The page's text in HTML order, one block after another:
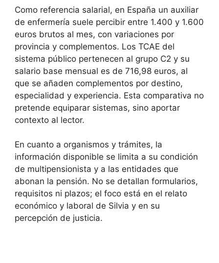
Como referencia salarial, en España un auxiliar
de enfermería suele percibir entre 1.400 y 1.600
euros brutos al mes, con variaciones por
provincia y complementos. Los TCAE del
sistema público pertenecen al grupo C2 y su
salario base mensual es de 716,98 euros, al
que se añaden complementos por destino,
especialidad y experiencia. Esta comparativa no
pretende equiparar sistemas, sino aportar
contexto al lector.
En cuanto a organismos y trámites, la
información disponible se limita a su condición
de multipensionista y a las entidades que
abonan la pensión. No se detallan formularios,
requisitos ni plazos; el foco está en el relato
económico y laboral de Silvia y en su
percepción de justicia.